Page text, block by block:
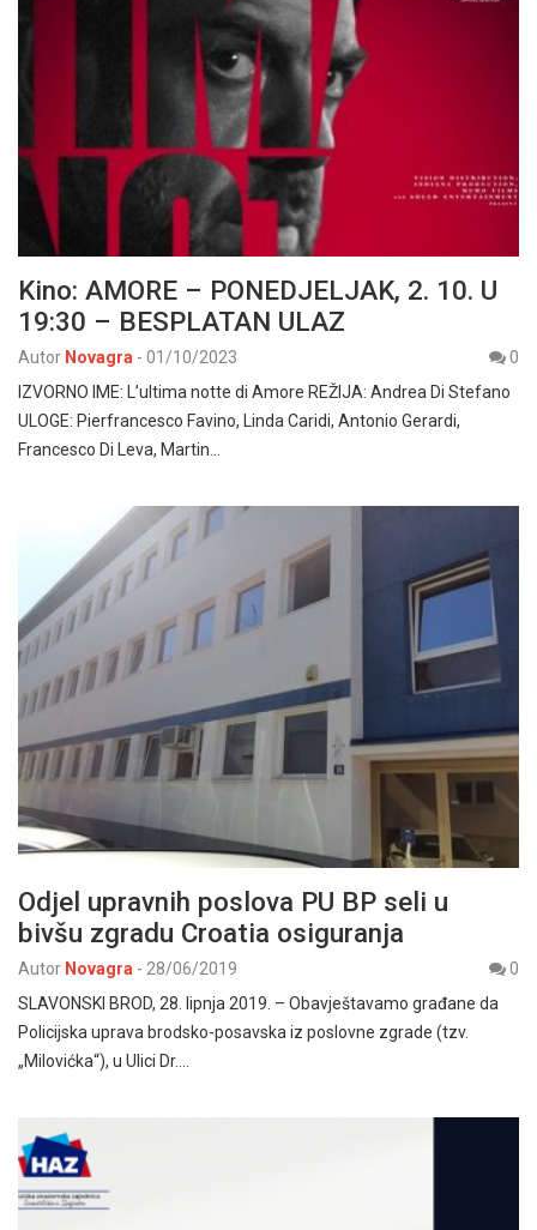
Kino: AMORE – PONEDJELJAK, 2. 10. U
19:30 – BESPLATAN ULAZ
Autor Novagra - 01/10/2023
0
IZVORNO IME: L’ultima notte di Amore REŽIJA: Andrea Di Stefano
ULOGE: Pierfrancesco Favino, Linda Caridi, Antonio Gerardi,
Francesco Di Leva, Martin…
Odjel upravnih poslova PU BP seli u
bivšu zgradu Croatia osiguranja
Autor Novagra - 28/06/2019
0
SLAVONSKI BROD, 28. lipnja 2019. – Obavještavamo građane da
Policijska uprava brodsko-posavska iz poslovne zgrade (tzv.
„Milovićka“), u Ulici Dr.…